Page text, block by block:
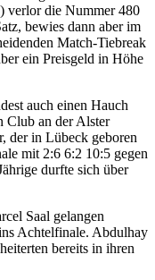
verlor die Nummer 480
bewies dann aber im
Match-Tiebreak
ein Preisgeld in Höhe
auch einen Hauch
Club an der Alster
der in Lübeck geboren
mit 2:6 6:2 10:5 gegen
durfte sich über
Saal gelangen
Achtelfinale. Abdulhay
bereits in ihren